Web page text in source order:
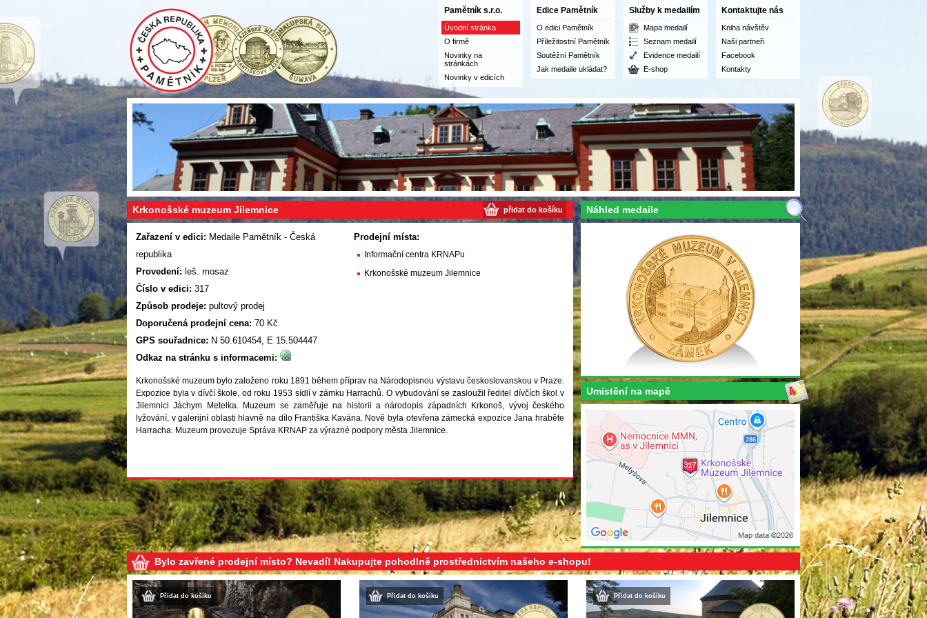
Pamětník s.r.o.
Úvodní stránka
O firmě
Novinky na
stránkách
Novinky v edicích
Edice Pamětník
O edici Pamětník
Příležitostní Pamětník
Soutěžní Pamětník
Jak medaile ukládat?
Služby k medailím
Mapa medailí
Seznam medailí
Evidence medailí
E-shop
Kontaktujte nás
Kniha návštěv
Naši partneři
Facebook
Kontakty
Krkonošské muzeum Jilemnice přidat do košíku
Zařazení v edici: Medaile Pamětník - Česká
republika
Provedení: leš. mosaz
Číslo v edici: 317
Způsob prodeje: pultový prodej
Doporučená prodejní cena: 70 Kč
GPS souřadnice: N 50.610454, E 15.504447
Odkaz na stránku s informacemi:
Prodejní místa:
Informační centra KRNAPu
Krkonošské muzeum Jilemnice
Krkonošské muzeum bylo založeno roku 1891 během příprav na Národopisnou výstavu českoslovanskou v Praze.
Expozice byla v dívčí škole, od roku 1953 sídlí v zámku Harrachů. O vybudování se zasloužil ředitel dívčích škol v
Jilemnici Jáchym Metelka. Muzeum se zaměřuje na historii a národopis západních Krkonoš, vývoj českého
lyžování, v galerijní oblasti hlavně na dílo Františka Kavána. Nově byla otevřena zámecká expozice Jana hraběte
Harracha. Muzeum provozuje Správa KRNAP za výrazné podpory města Jilemnice.
Náhled medaile
Umístění na mapě
Bylo zavřené prodejní místo? Nevadí! Nakupujte pohodlně prostřednictvím našeho e-shopu!
Přidat do košíku Přidat do košíku Přidat do košíku